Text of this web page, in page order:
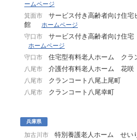
ームページ
箕面市
サービス付き高齢者向け住宅
館
ホームページ
守口市
サービス付き高齢者向け住
ホームページ
守口市
住宅型有料老人ホーム クラ
八尾市 介護付有料老人ホーム 花咲
八尾市
クランコート八尾上尾町
八尾市 クランコート八尾幸町
兵庫県
加古川市 特別養護老人ホーム せい